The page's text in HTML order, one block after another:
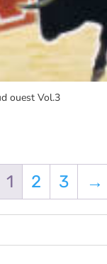
ouest Vol.3
1 2 3 →